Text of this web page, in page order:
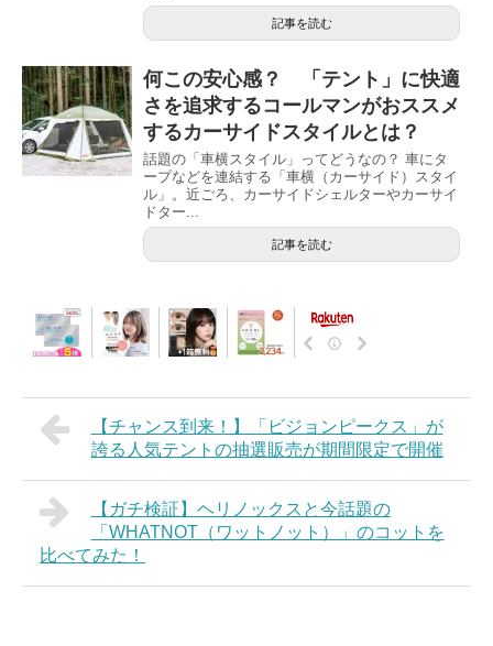
記事を読む
何この安心感？ 「テント」に快適
さを追求するコールマンがおススメ
するカーサイドスタイルとは？
話題の「車横スタイル」ってどうなの？ 車にタ
ープなどを連結する「車横（カーサイド）スタイ
ル」。近ごろ、カーサイドシェルターやカーサイ
ドター...
記事を読む
【チャンス到来！】「ビジョンピークス」が
誇る人気テントの抽選販売が期間限定で開催
【ガチ検証】ヘリノックスと今話題の
「WHATNOT（ワットノット）」のコットを
比べてみた！